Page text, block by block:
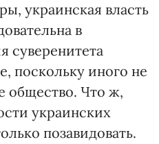
украинская власть
в
суверенитета
поскольку иного не
общество. Что ж,
украинских
позавидовать.